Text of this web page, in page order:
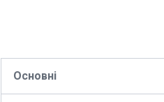
Основні